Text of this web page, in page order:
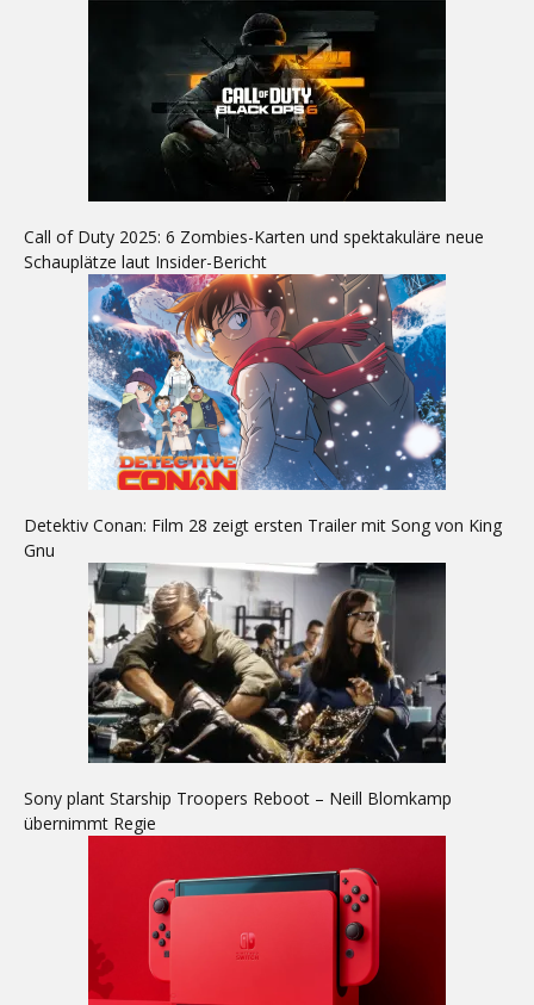
Call of Duty 2025: 6 Zombies-Karten und spektakuläre neue
Schauplätze laut Insider-Bericht
Detektiv Conan: Film 28 zeigt ersten Trailer mit Song von King
Gnu
Sony plant Starship Troopers Reboot – Neill Blomkamp
übernimmt Regie